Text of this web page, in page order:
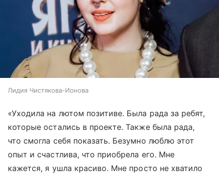
Лидия Чистякова-Ионова
«Уходила на лютом позитиве. Была рада за ребят,
которые остались в проекте. Также была рада,
что смогла себя показать. Безумно люблю этот
опыт и счастлива, что приобрела его. Мне
кажется, я ушла красиво. Мне просто не хватило